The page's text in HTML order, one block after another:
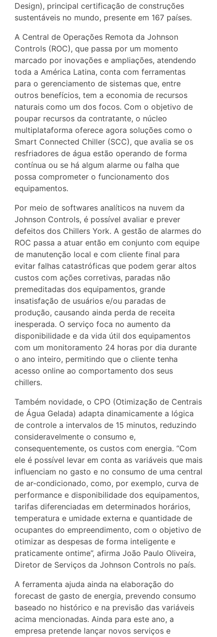
Design), principal certificação de construções
sustentáveis no mundo, presente em 167 países.
A Central de Operações Remota da Johnson
Controls (ROC), que passa por um momento
marcado por inovações e ampliações, atendendo
toda a América Latina, conta com ferramentas
para o gerenciamento de sistemas que, entre
outros benefícios, tem a economia de recursos
naturais como um dos focos. Com o objetivo de
poupar recursos da contratante, o núcleo
multiplataforma oferece agora soluções como o
Smart Connected Chiller (SCC), que avalia se os
resfriadores de água estão operando de forma
contínua ou se há algum alarme ou falha que
possa comprometer o funcionamento dos
equipamentos.
Por meio de softwares analíticos na nuvem da
Johnson Controls, é possível avaliar e prever
defeitos dos Chillers York. A gestão de alarmes do
ROC passa a atuar então em conjunto com equipe
de manutenção local e com cliente final para
evitar falhas catastróficas que podem gerar altos
custos com ações corretivas, paradas não
premeditadas dos equipamentos, grande
insatisfação de usuários e/ou paradas de
produção, causando ainda perda de receita
inesperada. O serviço foca no aumento da
disponibilidade e da vida útil dos equipamentos
com um monitoramento 24 horas por dia durante
o ano inteiro, permitindo que o cliente tenha
acesso online ao comportamento dos seus
chillers.
Também novidade, o CPO (Otimização de Centrais
de Água Gelada) adapta dinamicamente a lógica
de controle a intervalos de 15 minutos, reduzindo
consideravelmente o consumo e,
consequentemente, os custos com energia. “Com
ele é possível levar em conta as variáveis que mais
influenciam no gasto e no consumo de uma central
de ar-condicionado, como, por exemplo, curva de
performance e disponibilidade dos equipamentos,
tarifas diferenciadas em determinados horários,
temperatura e umidade externa e quantidade de
ocupantes do empreendimento, com o objetivo de
otimizar as despesas de forma inteligente e
praticamente ontime”, afirma João Paulo Oliveira,
Diretor de Serviços da Johnson Controls no país.
A ferramenta ajuda ainda na elaboração do
forecast de gasto de energia, prevendo consumo
baseado no histórico e na previsão das variáveis
acima mencionadas. Ainda para este ano, a
empresa pretende lançar novos serviços e